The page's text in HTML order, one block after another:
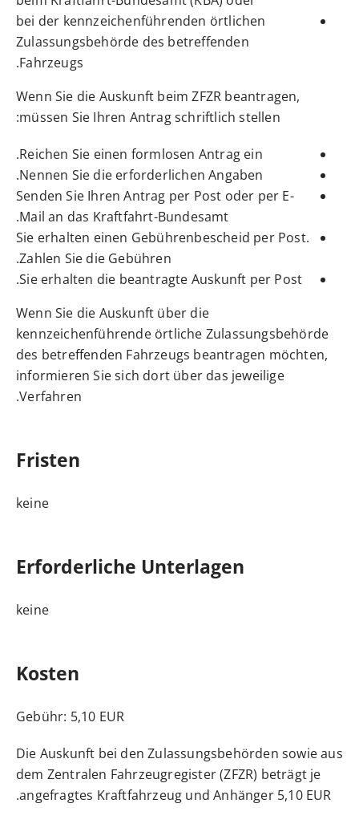
bei der kennzeichenführenden örtlichen
Zulassungsbehörde des betreffenden
Fahrzeugs.
Wenn Sie die Auskunft beim ZFZR beantragen,
müssen Sie Ihren Antrag schriftlich stellen:
Reichen Sie einen formlosen Antrag ein.
Nennen Sie die erforderlichen Angaben.
Senden Sie Ihren Antrag per Post oder per E-
Mail an das Kraftfahrt-Bundesamt.
Sie erhalten einen Gebührenbescheid per Post.
Zahlen Sie die Gebühren.
Sie erhalten die beantragte Auskunft per Post.
Wenn Sie die Auskunft über die
kennzeichenführende örtliche Zulassungsbehörde
des betreffenden Fahrzeugs beantragen möchten,
informieren Sie sich dort über das jeweilige
Verfahren.
Fristen
keine
Erforderliche Unterlagen
keine
Kosten
Gebühr: 5,10 EUR
Die Auskunft bei den Zulassungsbehörden sowie aus
dem Zentralen Fahrzeugregister (ZFZR) beträgt je
angefragtes Kraftfahrzeug und Anhänger 5,10 EUR.